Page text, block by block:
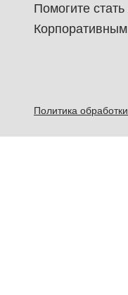
Помогите
Политика